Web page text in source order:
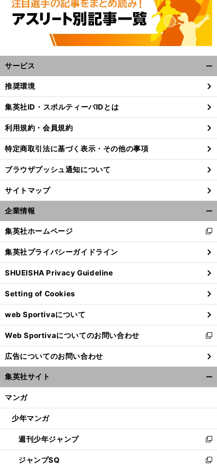
サービス
閉
る
推奨環境
集英社ID・スポルティーバIDとは
利用規約・会員規約
特定商取引法に基づく表示・その他の事項
ブラウザプッシュ通知について
サイトマップ
企業情報
閉
る
集英社ホームページ
新
し
い
ウ
ィ
ン
ド
ウ
で
開
く
集英社プライバシーガイドライン
SHUEISHA Privacy Guideline
Setting of Cookies
web Sportivaについて
Web Sportivaについてのお問い合わせ
新
し
い
ウ
ィ
ン
ウ
開
く
広告についてのお問い合わせ
集英社サイト
マンガ
少年マンガ
週刊少年ジャンプ
新
し
い
ジャンプSQ
新